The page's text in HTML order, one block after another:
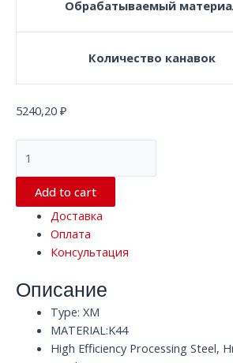
Обрабатываемый
Количество канавок
5240,20 ₽
твердосплавная
концевая
фреза
канавками
XM
HRC68
quantity
Add to cart
Доставка
Оплата
Консультация
Описание
Type: XM
MATERIAL:K44
High Efficiency Processing Steel,